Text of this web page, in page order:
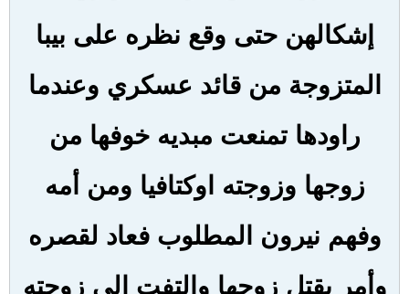
إشكالهن حتى وقع نظره على بيبا
المتزوجة من قائد عسكري وعندما
راودها تمنعت مبديه خوفها من
زوجها وزوجته اوكتافيا ومن أمه
وفهم نيرون المطلوب فعاد لقصره
وأمر بقتل زوجها والتفت الى زوجته